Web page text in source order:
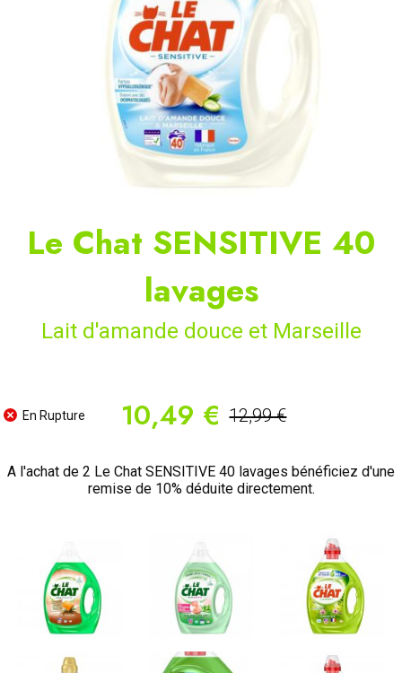
Le Chat SENSITIVE 40
lavages
Lait d'amande douce et Marseille
En Rupture 10,49 € 12,99 €
A l'achat de 2 Le Chat SENSITIVE 40 lavages bénéficiez d'une
remise de 10% déduite directement.